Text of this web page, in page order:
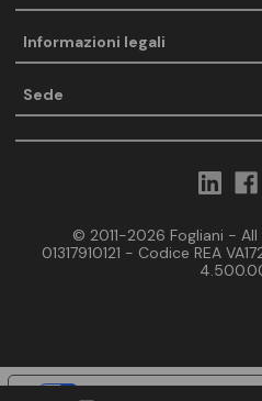
Informazioni legali
Sede
© 2011-2026 Fogliani - All
01317910121 - Codice REA